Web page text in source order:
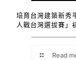
培育台灣建築新秀
人戰台灣選拔賽」
Read